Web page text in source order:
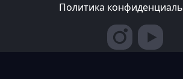
Политика